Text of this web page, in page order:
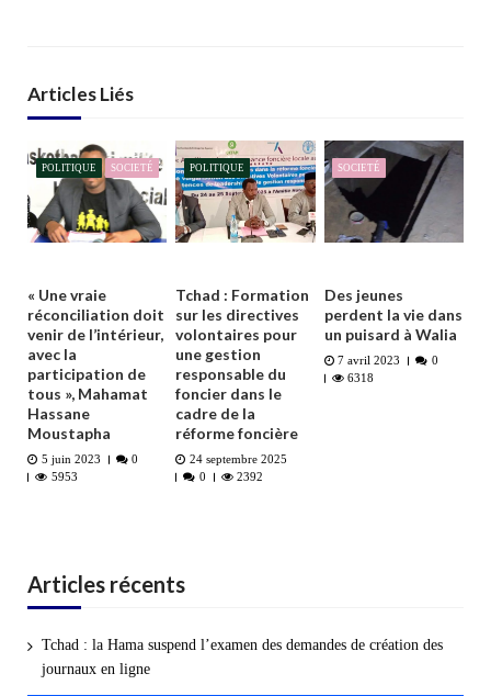
Articles Liés
POLITIQUE SOCIETÉ
« Une vraie
réconciliation doit
venir de l’intérieur,
avec la
participation de
tous », Mahamat
Hassane
Moustapha
5 juin 2023
0
5953
POLITIQUE
Tchad : Formation
sur les directives
volontaires pour
une gestion
responsable du
foncier dans le
cadre de la
réforme foncière
24 septembre 2025
0
2392
SOCIETÉ
Des jeunes
perdent la vie dans
un puisard à Walia
7 avril 2023
0
6318
Articles récents
Tchad : la Hama suspend l’examen des demandes de création des
journaux en ligne